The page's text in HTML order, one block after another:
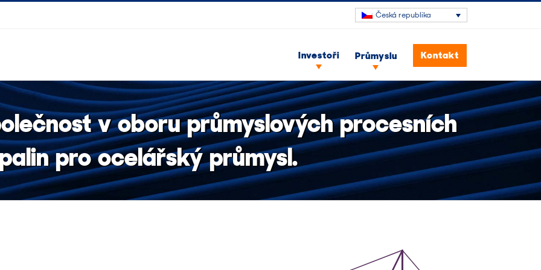
Česká republika
Investoři Průmyslu Kontakt
v oboru průmyslových procesních
pro ocelářský průmysl.